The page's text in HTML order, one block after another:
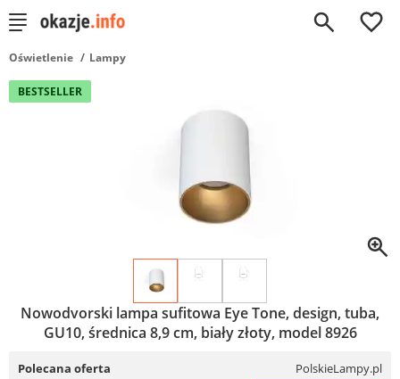
0
Oświetlenie Lampy
BESTSELLER
Nowodvorski lampa sufitowa Eye Tone, design, tuba,
GU10, średnica 8,9 cm, biały złoty, model 8926
Polecana oferta PolskieLampy.pl